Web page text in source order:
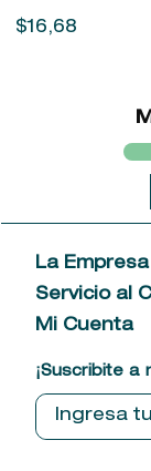
$16,68
La Empresa
Acerca de
Ventas al
Política de
Tiendas
Servicio al
Mi Cuenta
¡Suscribite a